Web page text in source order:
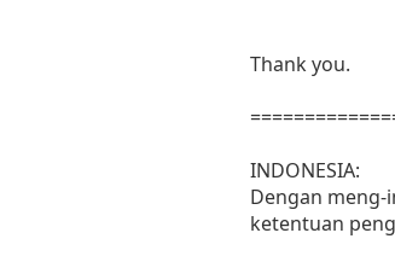
Thank you.
INDONESIA:
Dengan
ketentuan